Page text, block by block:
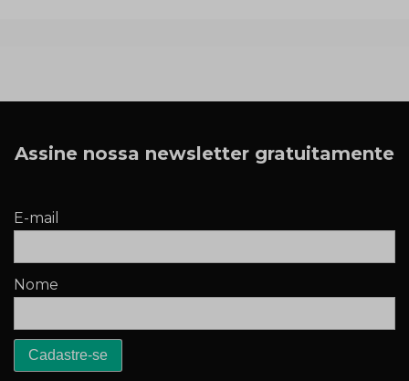
Assine nossa newsletter gratuitamente
E-mail
Nome